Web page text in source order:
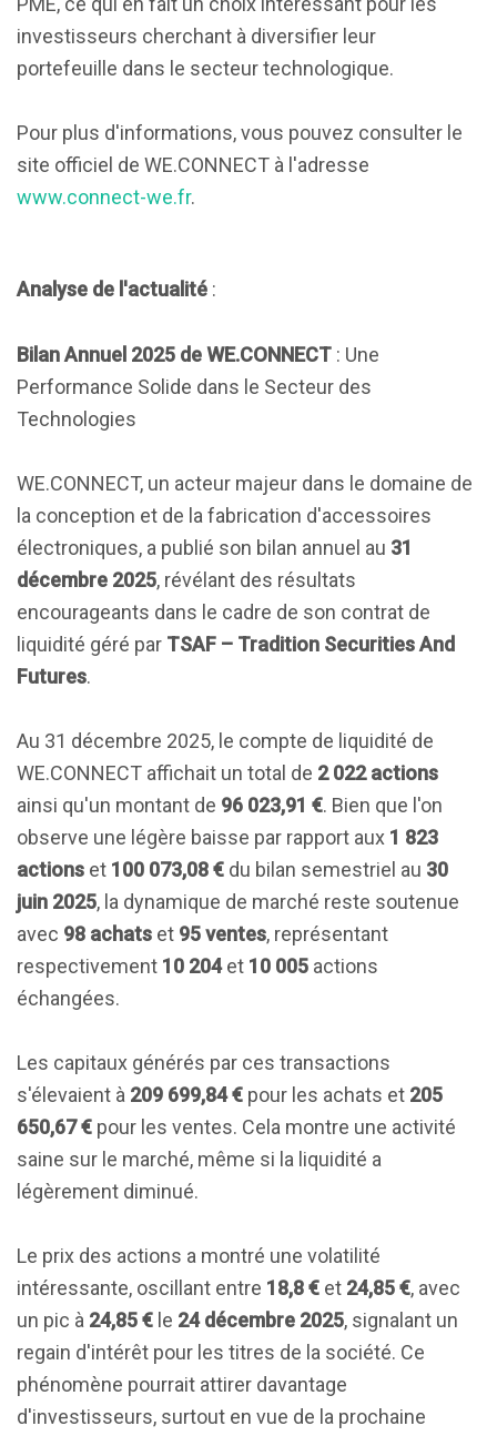
investisseurs cherchant à diversifier leur
portefeuille dans le secteur technologique.
Pour plus d'informations, vous pouvez consulter le
site officiel de WE.CONNECT à l'adresse
www.connect-we.fr.
Analyse de l'actualité :
Bilan Annuel 2025 de WE.CONNECT : Une
Performance Solide dans le Secteur des
Technologies
WE.CONNECT, un acteur majeur dans le domaine de
la conception et de la fabrication d'accessoires
électroniques, a publié son bilan annuel au 31
décembre 2025, révélant des résultats
encourageants dans le cadre de son contrat de
liquidité géré par TSAF – Tradition Securities And
Futures.
Au 31 décembre 2025, le compte de liquidité de
WE.CONNECT affichait un total de 2 022 actions
ainsi qu'un montant de 96 023,91 €. Bien que l'on
observe une légère baisse par rapport aux 1 823
actions et 100 073,08 € du bilan semestriel au 30
juin 2025, la dynamique de marché reste soutenue
avec 98 achats et 95 ventes, représentant
respectivement 10 204et 10 005 actions
échangées.
Les capitaux générés par ces transactions
s'élevaient à 209 699,84 € pour les achats et 205
650,67 € pour les ventes. Cela montre une activité
saine sur le marché, même si la liquidité a
légèrement diminué.
Le prix des actions a montré une volatilité
intéressante, oscillant entre 18,8 € et 24,85 €, avec
un pic à 24,85 € le 24 décembre 2025, signalant un
regain d'intérêt pour les titres de la société. Ce
phénomène pourrait attirer davantage
d'investisseurs, surtout en vue de la prochaine